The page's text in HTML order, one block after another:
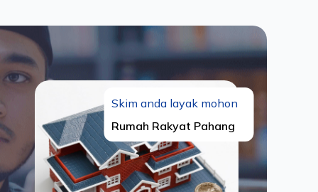
Skim anda layak mohon
Rumah Rakyat Pahang